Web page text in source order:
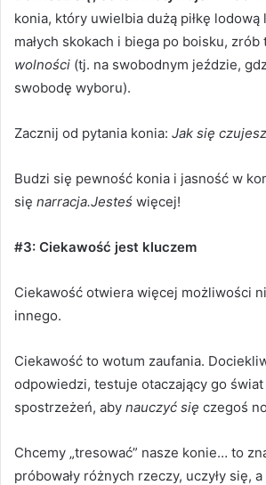
konia, który uwielbia dużą piłkę
małych skokach i biega po boisku, zrób
wolności (tj. na swobodnym jeździe,
swobodę wyboru).
Zacznij od pytania konia: Jak się
Budzi się pewność konia i jasność w
się narracja.Jesteś więcej!
#3: Ciekawość jest kluczem
Ciekawość otwiera więcej możliwości
innego.
Ciekawość to wotum zaufania.
odpowiedzi, testuje otaczający go
spostrzeżeń, aby nauczyć się czegoś
Chcemy „tresować” nasze konie… to
próbowały różnych rzeczy, uczyły się,